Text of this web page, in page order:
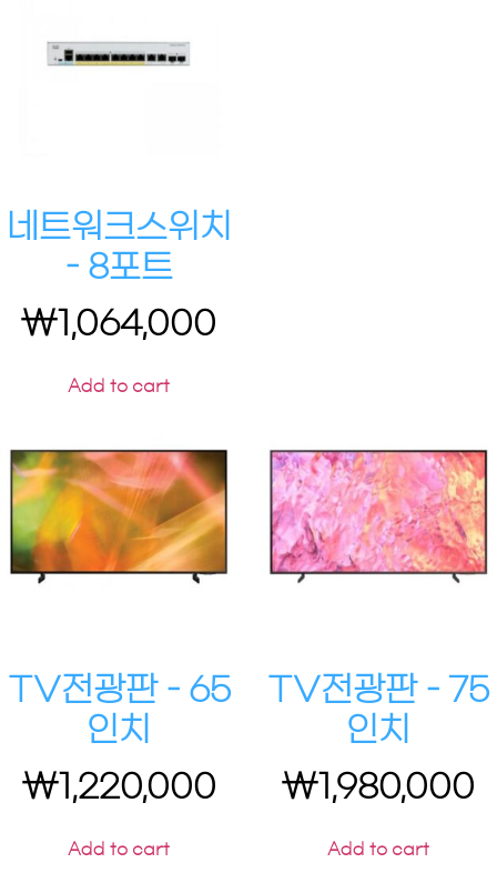
네트워크스위치
– 8포트
₩1,064,000
Add to cart
TV전광판 – 65
인치
₩1,220,000
Add to cart
TV전광판 – 75
인치
₩1,980,000
Add to cart